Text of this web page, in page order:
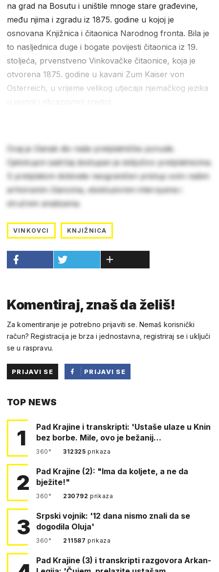
na grad na Bosutu i uništile mnoge stare građevine,
među njima i zgradu iz 1875. godine u kojoj je
osnovana Knjižnica i čitaonica Narodnog fronta. Bila je
to nasljednica duge i bogate povijesti čitaonica iz 19.
stoljeća, prvenstveno Vinkovačke čitaonice, koja je
otvorena 1875. godine u kavani Zum Kaiser von
Osterreich, u vrijeme velikog utjecaja njemačkog jezika
u javnoj i obrazovnoj sredini.
Ovaj je članak dio naše pretplatničke ponude.
Cjelokupni sadržaj dostupan je isključivo pretplatnicima.
S pretplatom dobivate neograničen pristup svim našim
arhiviranim člancima, ekskluzivnim intervjuima i
stručnim analizama.
VINKOVCI KNJIŽNICA
Komentiraj, znaš da želiš!
Za komentiranje je potrebno prijaviti se. Nemaš korisnički
račun? Registracija je brza i jednostavna, registriraj se i uključi
se u raspravu.
PRIJAVI SE
PRIJAVI SE
TOP NEWS
1
Pad Krajine i transkripti: 'Ustaše ulaze u Knin
bez borbe. Mile, ovo je bežanij…
360° 312325prikaza
2
Pad Krajine (2): "Ima da koljete, a ne da
bježite!"
360° 230792prikaza
3
Srpski vojnik: '12 dana nismo znali da se
dogodila Oluja'
360° 211587prikaza
Pad Krajine (3) i transkripti razgovora Arkan-